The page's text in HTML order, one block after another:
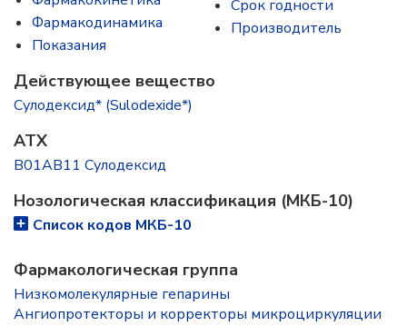
Фармакодинамика
Показания
Срок годности
Производитель
Действующее вещество
Сулодексид* (Sulodexide*)
ATX
B01AB11 Сулодексид
Нозологическая классификация (МКБ-10)
Список кодов МКБ-10
Фармакологическая группа
Низкомолекулярные гепарины
Ангиопротекторы и корректоры микроциркуляции